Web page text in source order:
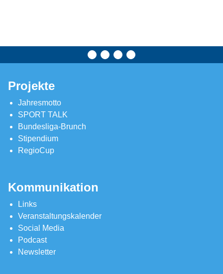
Projekte
Jahresmotto
SPORT TALK
Bundesliga-Brunch
Stipendium
RegioCup
Kommunikation
Links
Veranstaltungskalender
Social Media
Podcast
Newsletter